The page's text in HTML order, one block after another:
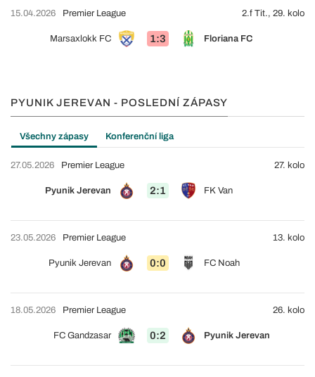
15.04.2026
Marsaxlokk FC 1:3 Floriana FC
Premier League 2.f Tit., 29. kolo
PYUNIK JEREVAN - POSLEDNÍ ZÁPASY
Všechny zápasy Konferenční liga
27.05.2026
Pyunik Jerevan 2:1 FK Van
Premier League 27. kolo
23.05.2026
Pyunik Jerevan 0:0 FC Noah
Premier League 13. kolo
18.05.2026
FC Gandzasar 0:2 Pyunik Jerevan
Premier League 26. kolo